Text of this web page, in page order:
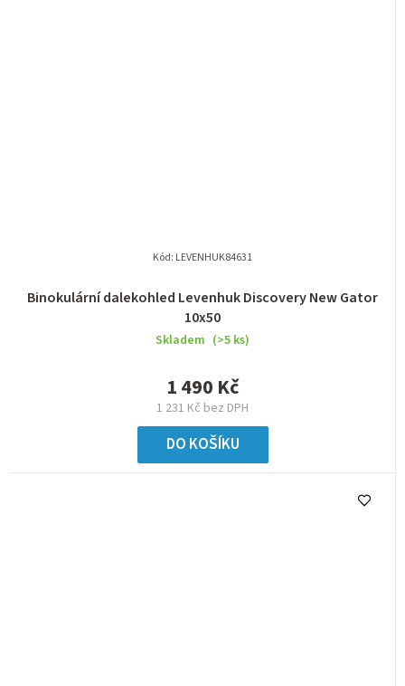
Binokulární dalekohled Levenhuk Discovery New Gator
10x50
Skladem (>5 ks)
1 231 Kč bez DPH
1 490 Kč
DO KOŠÍKU
Kód: LEVENHUK84631